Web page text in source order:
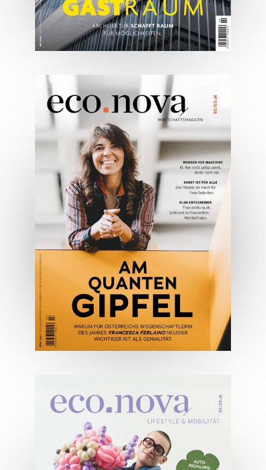
05/2026
Spezial: Architektur &
Lifestyle Mai 2026
JETZT BESTELLEN
ONLINE LESEN
04/2026
Wirtschaftsausgabe April 2026